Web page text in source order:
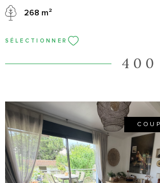
espaces supplémentaires pour un bureau, un
m², ensoleillée et facile à entretenir,
pleinement d'un extérieur agréable dans un
recherché. Un cadre de vie privilégié entre
268 m²
SÉLECTIONNER